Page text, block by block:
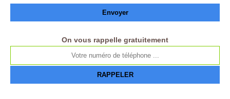
On vous rappelle gratuitement